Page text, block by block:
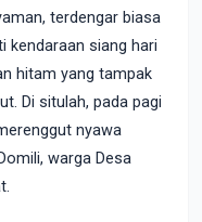
terdengar biasa
kendaraan siang hari
hitam yang tampak
Di situlah, pada pagi
nyawa
warga Desa